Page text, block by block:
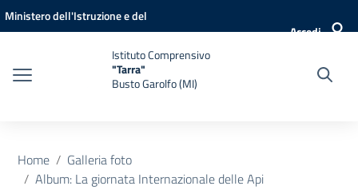
Vai ai contenuti
Vai al menu di navigazione
Vai al footer
Ministero dell'Istruzione e del
Accedi
Istituto Comprensivo
"Tarra"
Busto Garolfo (MI)
Home
Galleria foto
Album: La giornata Internazionale delle Api